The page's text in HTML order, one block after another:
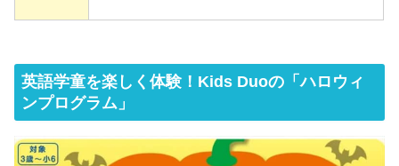
英語学童を楽しく体験！Kids Duoの「ハロウィ
ンプログラム」